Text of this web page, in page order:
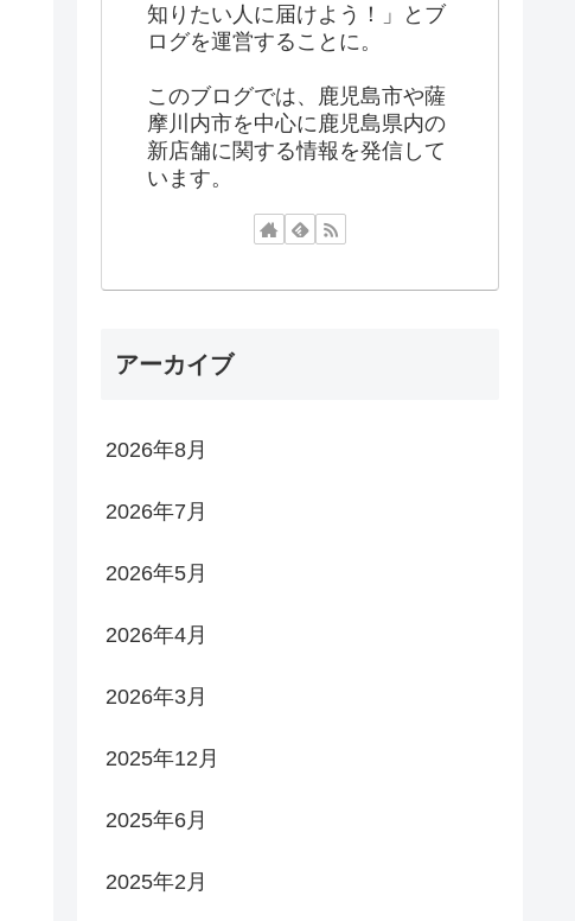
知りたい人に届けよう！」とブ
ログを運営することに。
このブログでは、鹿児島市や薩
摩川内市を中心に鹿児島県内の
新店舗に関する情報を発信して
います。
アーカイブ
2026年8月
2026年7月
2026年5月
2026年4月
2026年3月
2025年12月
2025年6月
2025年2月